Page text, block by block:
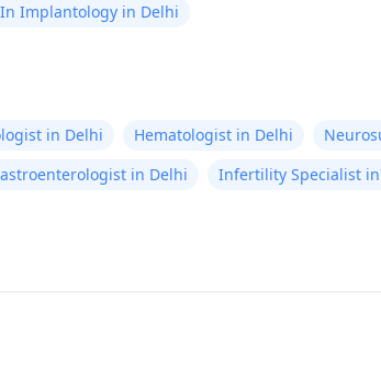
Implantology in Delhi
in Delhi Hematologist in Delhi
in Delhi
Infertility Specialist